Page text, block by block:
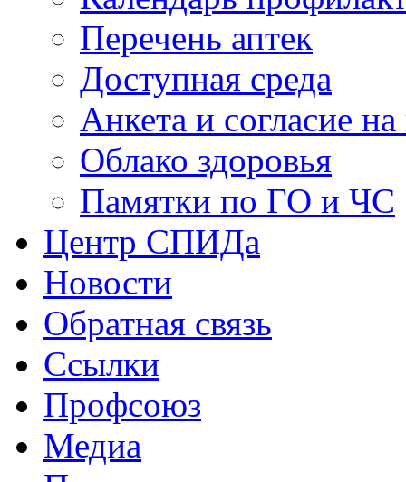
Перечень аптек
Доступная среда
Анкета и согласие
Облако здоровья
Памятки по ГО и ЧС
Центр СПИДа
Новости
Обратная связь
Ссылки
Профсоюз
Медиа